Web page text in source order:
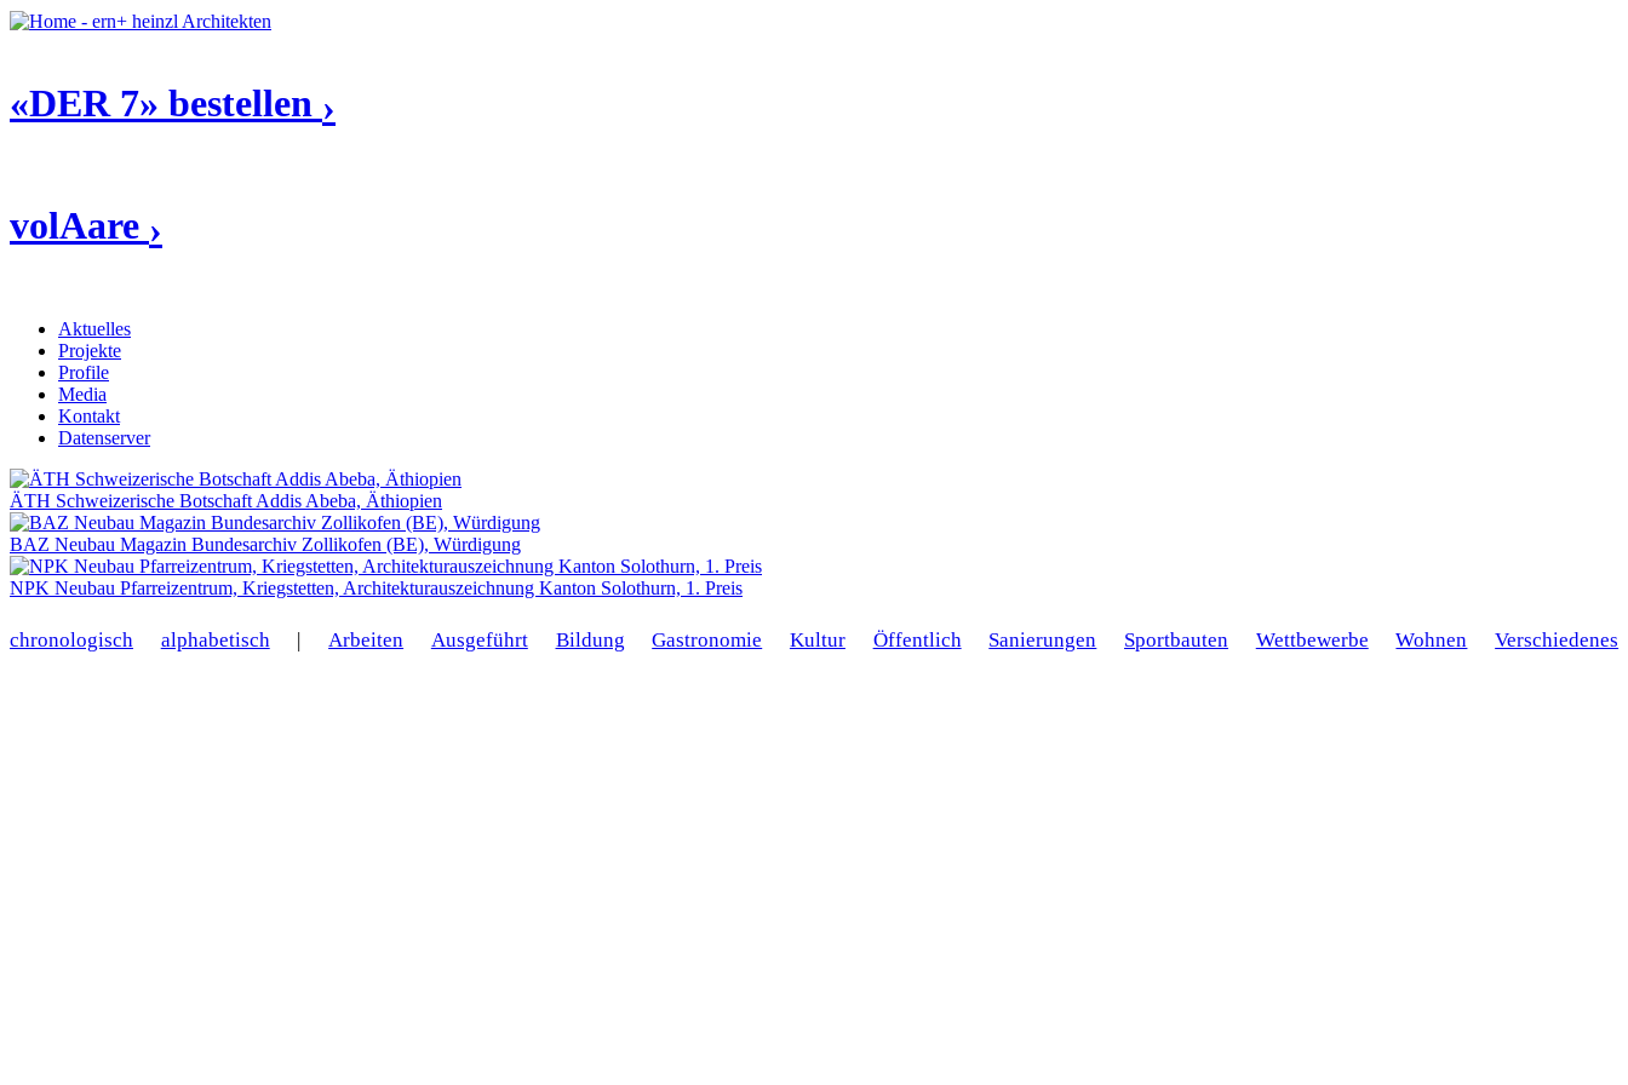
«DER 7» bestellen ›
volAare ›
Aktuelles
Projekte
Profile
Media
Kontakt
Datenserver
ÄTH Schweizerische Botschaft Addis Abeba, Äthiopien
BAZ Neubau Magazin Bundesarchiv Zollikofen (BE), Würdigung
NPK Neubau Pfarreizentrum, Kriegstetten, Architekturauszeichnung Kanton Solothurn, 1. Preis
chronologisch alphabetisch | Arbeiten Ausgeführt Bildung Gastronomie Kultur Öffentlich Sanierungen Sportbauten Wettbewerbe Wohnen Verschiedenes